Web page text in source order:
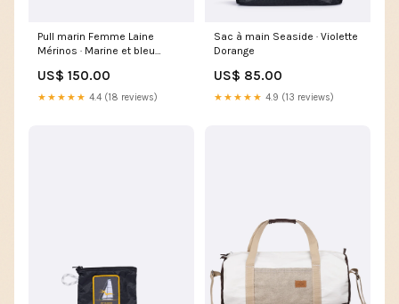
Pull marin Femme Laine
Mérinos · Marine et bleu
US$ 150.00
★★★★★ 4.4 (18 reviews)
Sac à main Seaside · Violette
Dorange
US$ 85.00
★★★★★ 4.9 (13 reviews)